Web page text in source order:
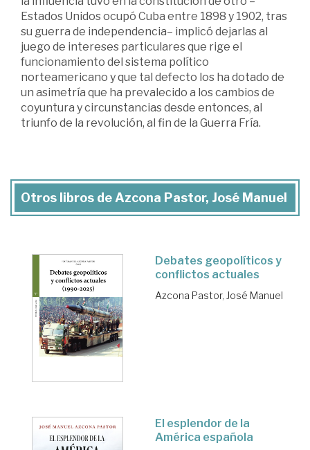
Estados Unidos ocupó Cuba entre 1898 y 1902, tras
su guerra de independencia– implicó dejarlas al
juego de intereses particulares que rige el
funcionamiento del sistema político
norteamericano y que tal defecto los ha dotado de
un asimetría que ha prevalecido a los cambios de
coyuntura y circunstancias desde entonces, al
triunfo de la revolución, al fin de la Guerra Fría.
Otros libros de Azcona Pastor, José Manuel
Debates geopolíticos y
conflictos actuales
Azcona Pastor, José Manuel
El esplendor de la
América española